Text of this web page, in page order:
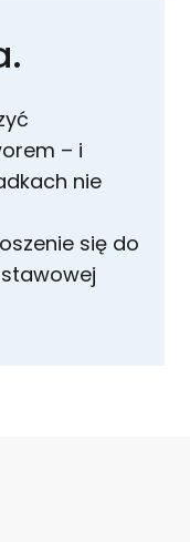
– i
nie
się do